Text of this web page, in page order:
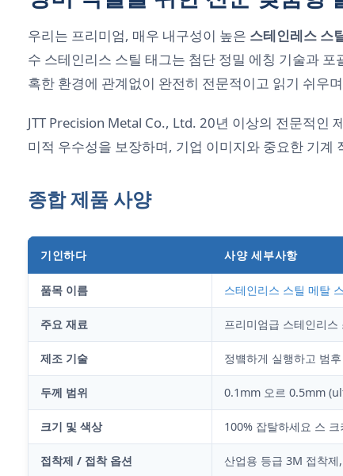
우리는 프리미엄, 매우 내구성이 높은 스테인레스 스
수 스테인리스 스틸 태그는 첨단 정밀 에칭 기술과
혹한 환경에 관계없이 완전히 전문적이고 읽기 쉬우
JTT Precision Metal Co., Ltd. 20년 이상의 전문적인
미적 우수성을 보장하며, 기업 이미지와 중요한 기
종합 제품 사양
기인하다 사양 세부사항
품목 이름 스테인리스 스틸 메탈
주요 재료 프리미엄급 스테인리
제조 기술 정벀하게 실행하고 범
두께 범위 0.1mm 오르 0.5mm
크기 및 색상 100% 잡탈하세요 스
접착제 / 접착 옵션 산업용 등급 3M 접착